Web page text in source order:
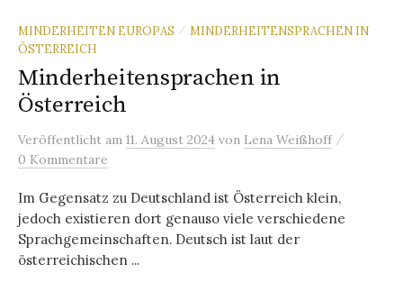
MINDERHEITEN EUROPAS / MINDERHEITENSPRACHEN IN
ÖSTERREICH
Minderheitensprachen in
Österreich
Veröffentlicht am 11. August 2024 von Lena Weißhoff /
0 Kommentare
Im Gegensatz zu Deutschland ist Österreich klein,
jedoch existieren dort genauso viele verschiedene
Sprachgemeinschaften. Deutsch ist laut der
österreichischen ...